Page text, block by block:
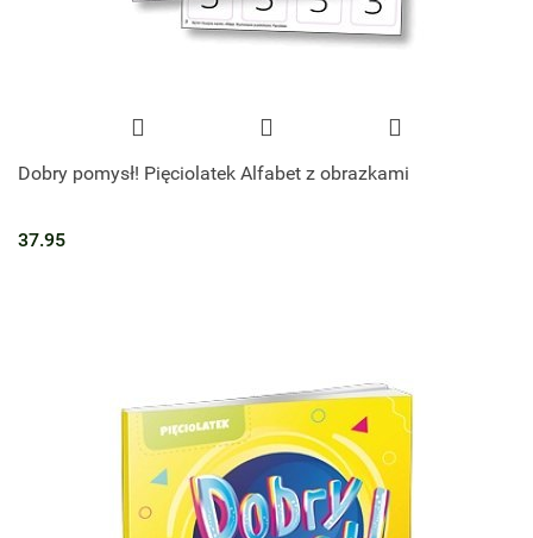
Dobry pomysł! Pięciolatek Alfabet z obrazkami
37.95